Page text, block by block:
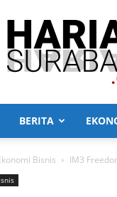
Harian
BERITA
Bisnis IM3